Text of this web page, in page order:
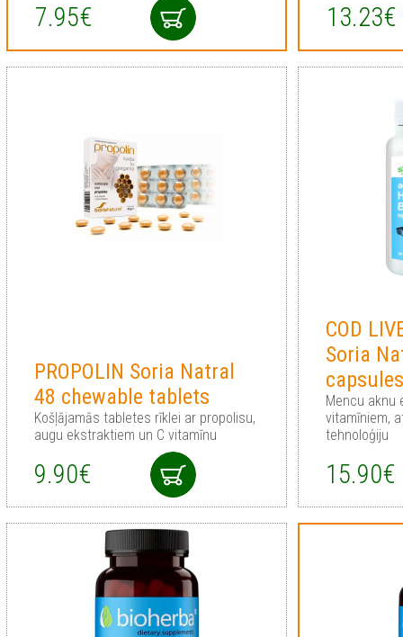
7.95€ 13.23€
PROPOLIN Soria Natral
48 chewable tablets
Košļājamās tabletes rīklei ar propolisu,
augu ekstraktiem un C vitamīnu
9.90€
COD
Soria
Mencu aknu
vitamīniem,
tehnoloģiju
15.90€